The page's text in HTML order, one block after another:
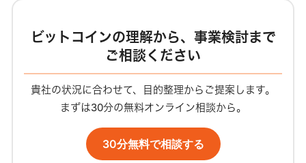
ビットコインの理解から、事業検討まで
ご相談ください
貴社の状況に合わせて、目的整理からご提案します。
まずは30分の無料オンライン相談から。
30分無料で相談する